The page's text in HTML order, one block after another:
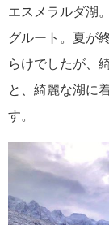
エスメラルダ湖
グルート。夏が
らけでしたが、
と、綺麗な湖に
す。